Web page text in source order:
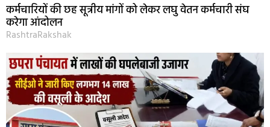
कर्मचारियों की छह सूत्रीय मांगों को लेकर लघु वेतन कर्मचारी संघ
करेगा आंदोलन
RashtraRakshak